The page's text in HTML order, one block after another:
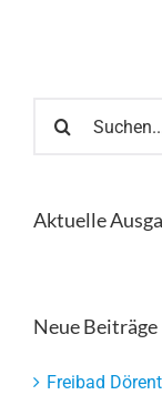
nach:
Aktuelle
Neue Beiträge
Freibad